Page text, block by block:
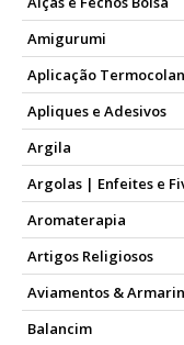
Amigurumi
Aplicação
Apliques e Adesivos
Argila
Argolas | Enfeites e
Aromaterapia
Artigos Religiosos
Aviamentos &
Balancim